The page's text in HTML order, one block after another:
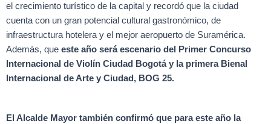
el crecimiento turístico de la capital y recordó que la ciudad
cuenta con un gran potencial cultural gastronómico, de
infraestructura hotelera y el mejor aeropuerto de Suramérica.
Además, que este año será escenario del Primer Concurso
Internacional de Violín Ciudad Bogotá y la primera Bienal
Internacional de Arte y Ciudad, BOG 25.
El Alcalde Mayor también confirmó que para este año la